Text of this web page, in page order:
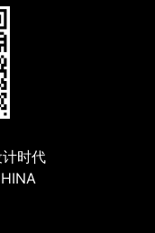
时代